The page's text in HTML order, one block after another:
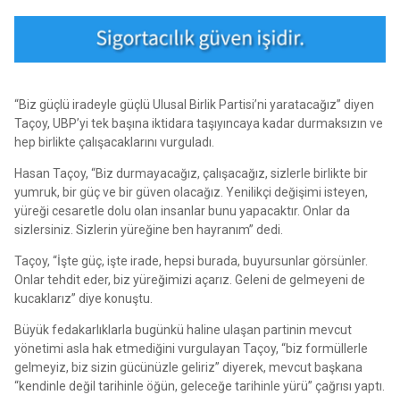
“Biz güçlü iradeyle güçlü Ulusal Birlik Partisi’ni yaratacağız” diyen
Taçoy, UBP’yi tek başına iktidara taşıyıncaya kadar durmaksızın ve
hep birlikte çalışacaklarını vurguladı.
Hasan Taçoy, “Biz durmayacağız, çalışacağız, sizlerle birlikte bir
yumruk, bir güç ve bir güven olacağız. Yenilikçi değişimi isteyen,
yüreği cesaretle dolu olan insanlar bunu yapacaktır. Onlar da
sizlersiniz. Sizlerin yüreğine ben hayranım” dedi.
Taçoy, “İşte güç, işte irade, hepsi burada, buyursunlar görsünler.
Onlar tehdit eder, biz yüreğimizi açarız. Geleni de gelmeyeni de
kucaklarız” diye konuştu.
Büyük fedakarlıklarla bugünkü haline ulaşan partinin mevcut
yönetimi asla hak etmediğini vurgulayan Taçoy, “biz formüllerle
gelmeyiz, biz sizin gücünüzle geliriz” diyerek, mevcut başkana
“kendinle değil tarihinle öğün, geleceğe tarihinle yürü” çağrısı yaptı.